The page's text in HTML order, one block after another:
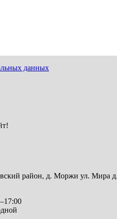
данных
район, д. Моржи ул. Мира